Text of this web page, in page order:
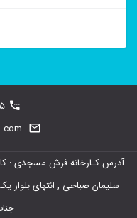
می
باشد.
آدرس کـارخانه فرش مسجدی :